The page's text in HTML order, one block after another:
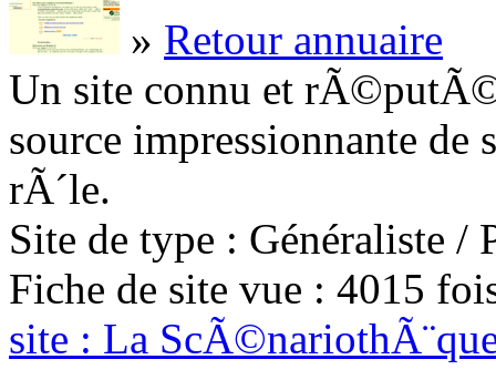
» Retour annuaire
Un site connu et
source impressionnante
rÃ´le.
Site de type : Généraliste /
Fiche de site vue : 4015
site : La